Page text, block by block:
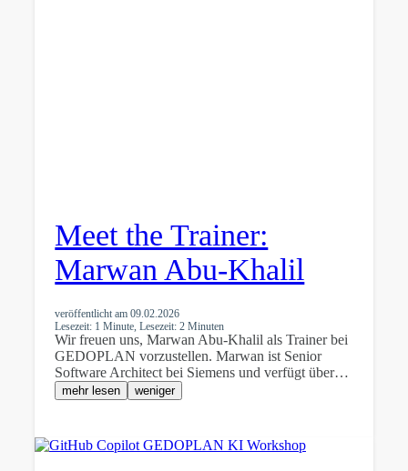
Meet the Trainer:
Marwan Abu-Khalil
veröffentlicht am09.02.2026
Lesezeit: 1 Minute, Lesezeit: 2 Minuten
Wir freuen uns, Marwan Abu-Khalil als Trainer bei
GEDOPLAN vorzustellen. Marwan ist Senior
Software Architect bei Siemens und verfügt über…
mehr lesen weniger